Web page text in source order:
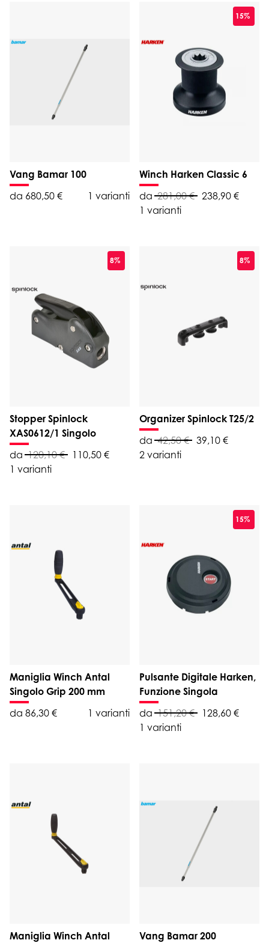
Vang Bamar 100
da 680,50 €
1 varianti
15%
Winch Harken Classic 6
da 281,00 € 238,90 €
1 varianti
8%
Stopper Spinlock
XAS0612/1 Singolo
da 120,10 €
110,50 €
1 varianti
8%
Organizer Spinlock T25/2
da 42,50 € 39,10 €
2 varianti
Maniglia Winch Antal
Singolo Grip 200 mm
da 86,30 €
1 varianti
15%
Pulsante Digitale Harken,
Funzione Singola
da 151,20 €
128,60 €
1 varianti
Maniglia Winch Antal Vang Bamar 200